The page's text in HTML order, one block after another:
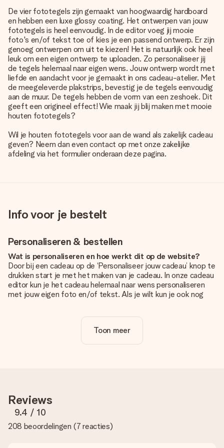
De vier fototegels zijn gemaakt van hoogwaardig hardboard
en hebben een luxe glossy coating. Het ontwerpen van jouw
fototegels is heel eenvoudig. In de editor voeg jij mooie
foto's en/of tekst toe of kies je een passend ontwerp. Er zijn
genoeg ontwerpen om uit te kiezen! Het is natuurlijk ook heel
leuk om een eigen ontwerp te uploaden. Zo personaliseer jij
de tegels helemaal naar eigen wens. Jouw ontwerp wordt met
liefde en aandacht voor je gemaakt in ons cadeau-atelier. Met
de meegeleverde plakstrips, bevestig je de tegels eenvoudig
aan de muur. De tegels hebben de vorm van een zeshoek. Dit
geeft een origineel effect! Wie maak jij blij maken met mooie
houten fototegels?
Wil je houten fototegels voor aan de wand als zakelijk cadeau
geven? Neem dan even contact op met onze zakelijke
afdeling via het formulier onderaan deze pagina.
Info voor je bestelt
Personaliseren & bestellen
Wat is personaliseren en hoe werkt dit op de website?
Door bij een cadeau op de ‘Personaliseer jouw cadeau’ knop te
drukken start je met het maken van je cadeau. In onze cadeau
editor kun je het cadeau helemaal naar wens personaliseren
met jouw eigen foto en/of tekst. Als je wilt kun je ook nog
Is personalisatie in de prijs inbegrepen?
De prijs die op de website wordt getoond is inclusief de
te gebruiken. Als je niet zeker bent over de kwaliteit van je
foto, neem dan contact op met onze klantenservice en stuur
je foto mee met het cadeau dat je wilt bestellen. Zij kunnen
de kwaliteit dan voor je controleren!
Toon meer
Reviews
9.4 / 10
208 beoordelingen (7 reacties)